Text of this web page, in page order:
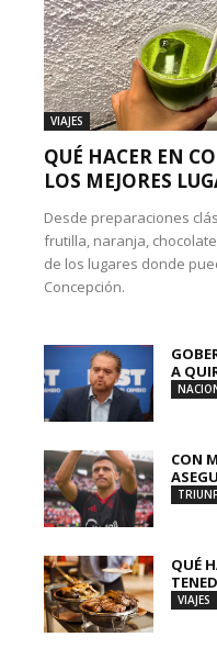
VIAJES
QUÉ HACER EN
LOS MEJORES
Desde preparaciones
frutilla, naranja,
de los lugares donde
Concepción.
A
CON
QUÉ
VIAJES